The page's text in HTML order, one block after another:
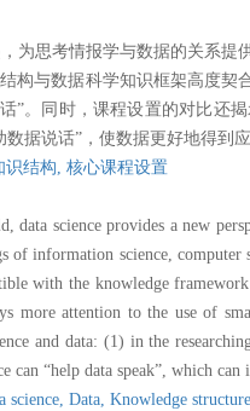
为思考情报学与数据的关系
构与数据科学知识框架高度契
”。同时，课程设置的对比
据说话”，使数据更好地得
识结构, 核心课程设置
data science provides a new
of information science,
with the knowledge
more attention to the use of
and data: (1) in the
can “help data speak”, which
science, Data, Knowledge